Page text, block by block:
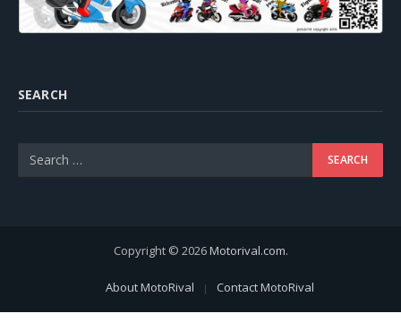
SEARCH
Copyright © 2026Motorival.com.
About MotoRival Contact MotoRival